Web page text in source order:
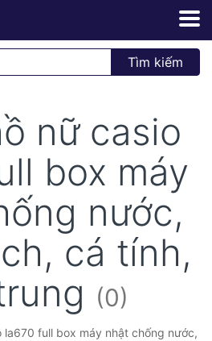
Tìm kiếm
nữ casio
box máy
nước,
cá tính,
(0)
la670 full box máy nhật chống nước,